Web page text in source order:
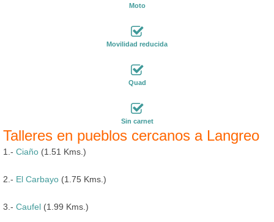
Moto
Movilidad reducida
Quad
Sin carnet
Talleres en pueblos cercanos a Langreo
1.- Ciaño (1.51 Kms.)
2.- El Carbayo (1.75 Kms.)
3.- Caufel (1.99 Kms.)